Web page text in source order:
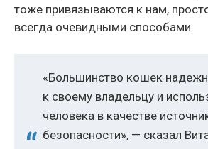
тоже привязываются к нам,
всегда очевидными способами.
«Большинство кошек
к своему владельцу и
человека в качестве
безопасности», — сказал